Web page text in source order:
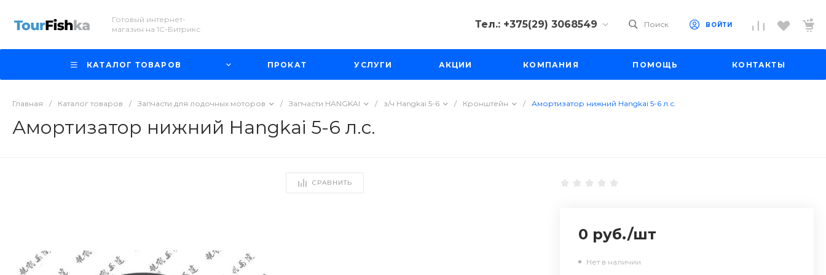
Готовый интернет-
магазин на 1С-Битрикс
Тел.: +375(29) 3068549
Минск, Пр-д
Пт-Вс с 11:00 до 19:00
Поиск ВОЙТИ
КАТАЛОГ ТОВАРОВ ПРОКАТ УСЛУГИ АКЦИИ КОМПАНИЯ ПОМОЩЬ КОНТАКТЫ
Главная / Каталог товаров / Запчасти для лодочных моторов / Запчасти HANGKAI / з/ч Hangkai 5-6 / Кронштейн / Амортизатор нижний Hangkai 5-6 л.с.
Амортизатор нижний Hangkai 5-6 л.с.
СРАВНИТЬ
0 руб./шт
Нет в наличии